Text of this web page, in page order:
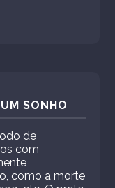
SONHO
de
com
como a morte